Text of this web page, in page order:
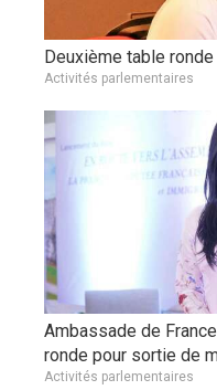
Deuxième table
Activités parlementaires
Ambassade de
ronde pour sortie de
Activités parlementaires